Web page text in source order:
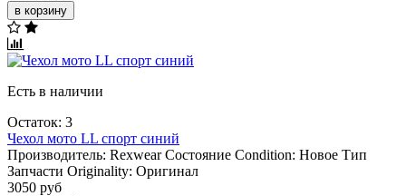
в корзину
Есть в наличии
Остаток: 3
Чехол мото LL спорт синий
Производитель: Rexwear Состояние Condition: Новое Тип
Запчасти Originality: Оригинал
3050 руб